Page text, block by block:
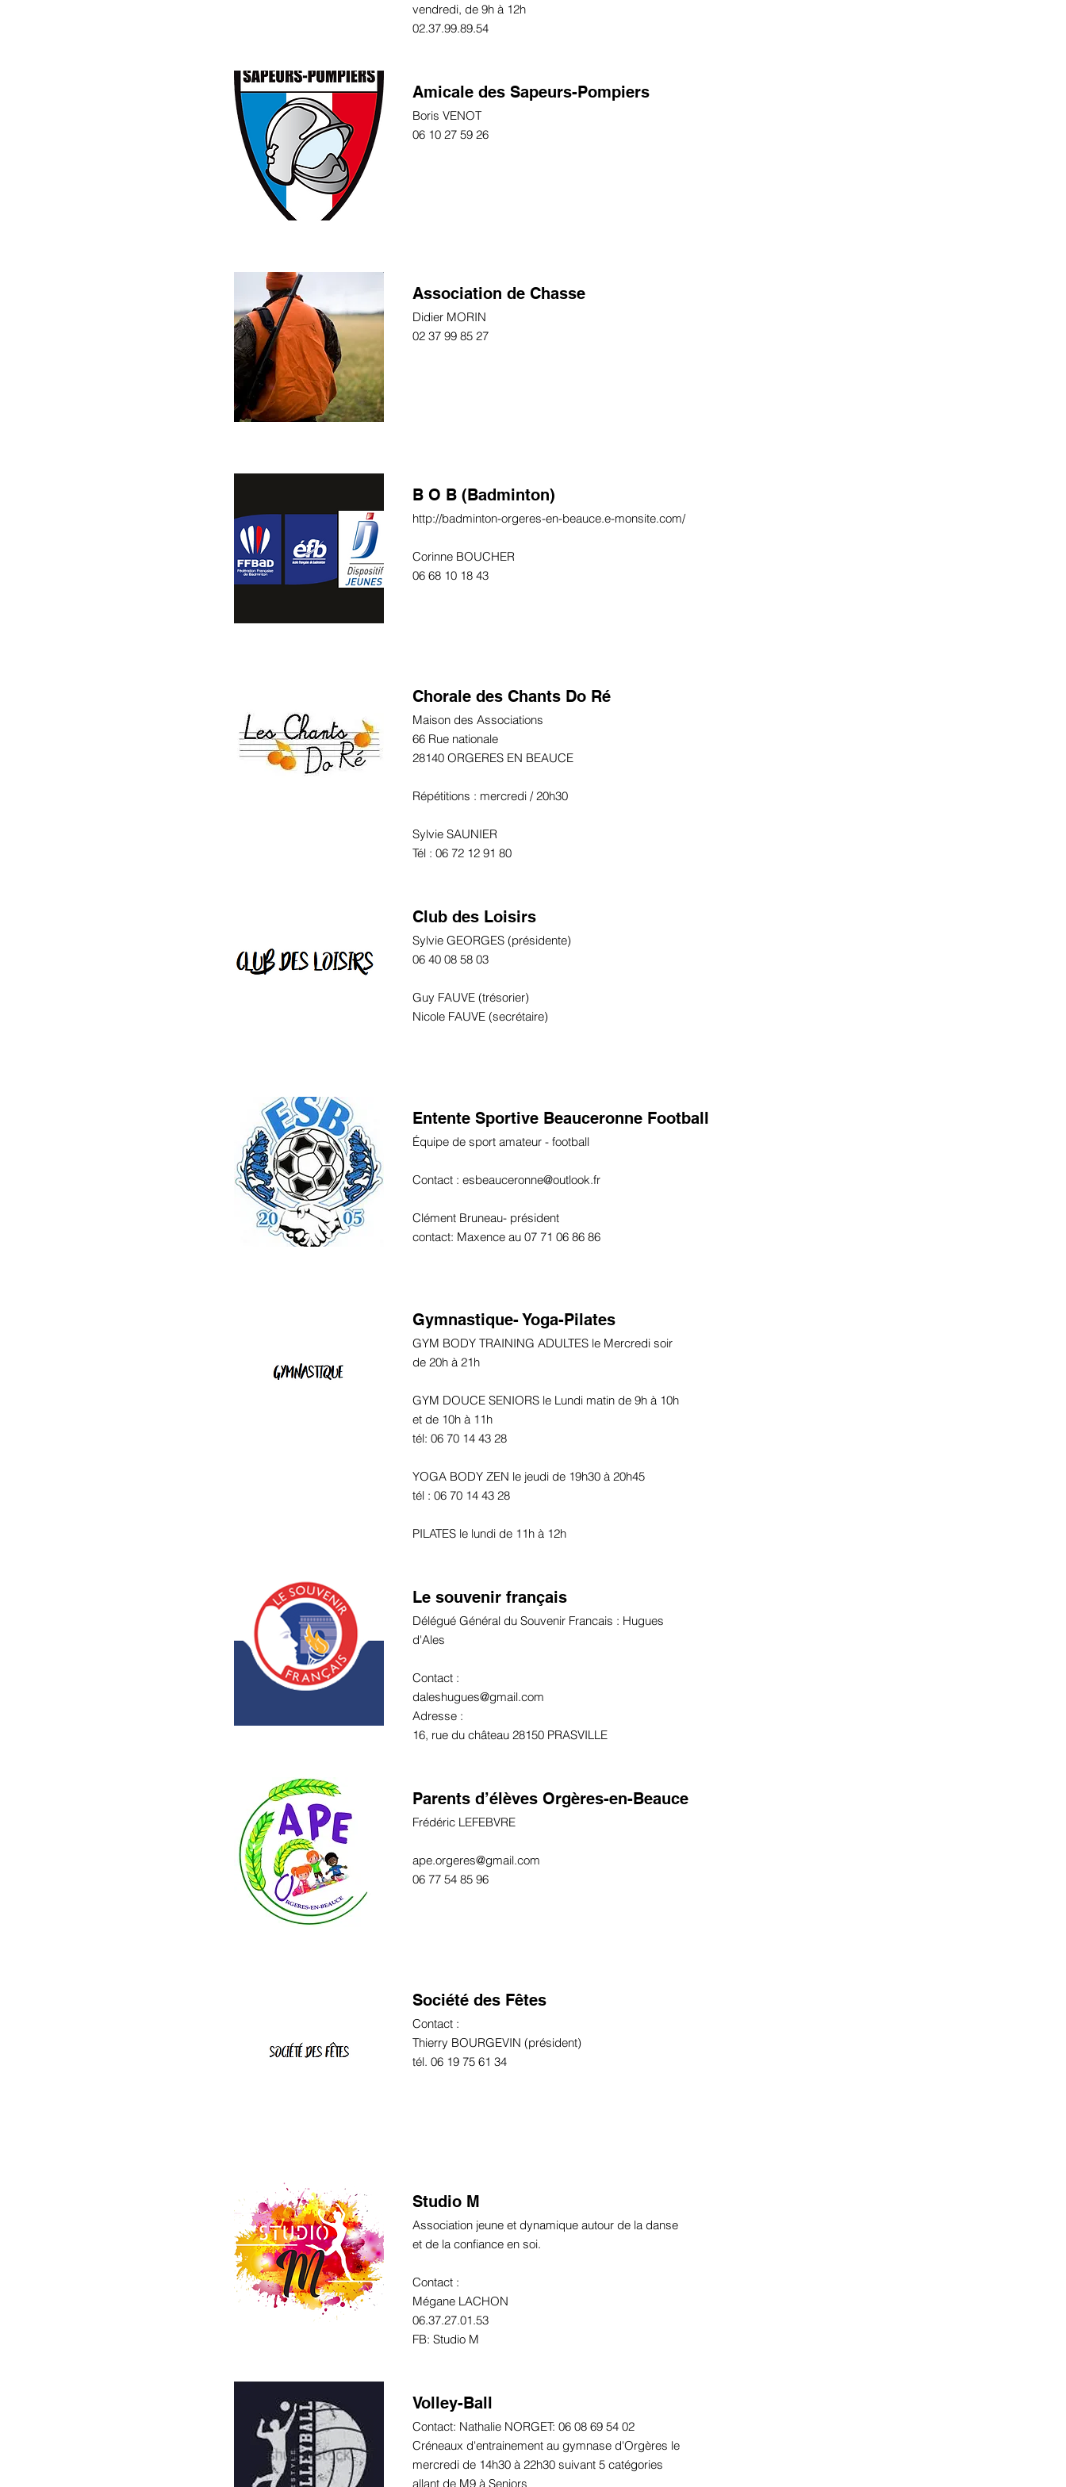
vendredi, de 9h à 12h
02.37.99.89.54
Amicale des Sapeurs-Pompiers
Boris VENOT
06 10 27 59 26
Association de Chasse
Didier MORIN
02 37 99 85 27
B O B (Badminton)
http://badminton-orgeres-en-beauce.e-monsite.com/
Corinne BOUCHER
06 68 10 18 43
Chorale des Chants Do Ré
Maison des Associations
66 Rue nationale
28140 ORGERES EN BEAUCE
Répétitions : mercredi / 20h30
Sylvie SAUNIER
Tél : 06 72 12 91 80
Club des Loisirs
Sylvie GEORGES (présidente)
06 40 08 58 03
Guy FAUVE (trésorier)
Nicole FAUVE (secrétaire)
Entente Sportive Beauceronne Football
Équipe de sport amateur - football
Contact : esbeauceronne@outlook.fr
Clément Bruneau- président
contact: Maxence au 07 71 06 86 86
Gymnastique- Yoga-Pilates
GYM BODY TRAINING ADULTES le Mercredi soir
de 20h à 21h
GYM DOUCE SENIORS le Lundi matin de 9h à 10h
et de 10h à 11h
tél: 06 70 14 43 28
YOGA BODY ZEN le jeudi de 19h30 à 20h45
tél : 06 70 14 43 28
PILATES le lundi de 11h à 12h
Le souvenir français
Délégué Général du Souvenir Francais : Hugues
d'Ales
Contact :
daleshugues@gmail.com
Adresse :
16, rue du château 28150 PRASVILLE
Parents d’élèves Orgères-en-Beauce
Frédéric LEFEBVRE
ape.orgeres@gmail.com
06 77 54 85 96
Société des Fêtes
Contact :
Thierry BOURGEVIN (président)
tél. 06 19 75 61 34
Studio M
Association jeune et dynamique autour de la danse
et de la confiance en soi.
Contact :
Mégane LACHON
06.37.27.01.53
FB: Studio M
Volley-Ball
Contact: Nathalie NORGET: 06 08 69 54 02
Créneaux d'entrainement au gymnase d'Orgères le
mercredi de 14h30 à 22h30 suivant 5 catégories
allant de M9 à Seniors